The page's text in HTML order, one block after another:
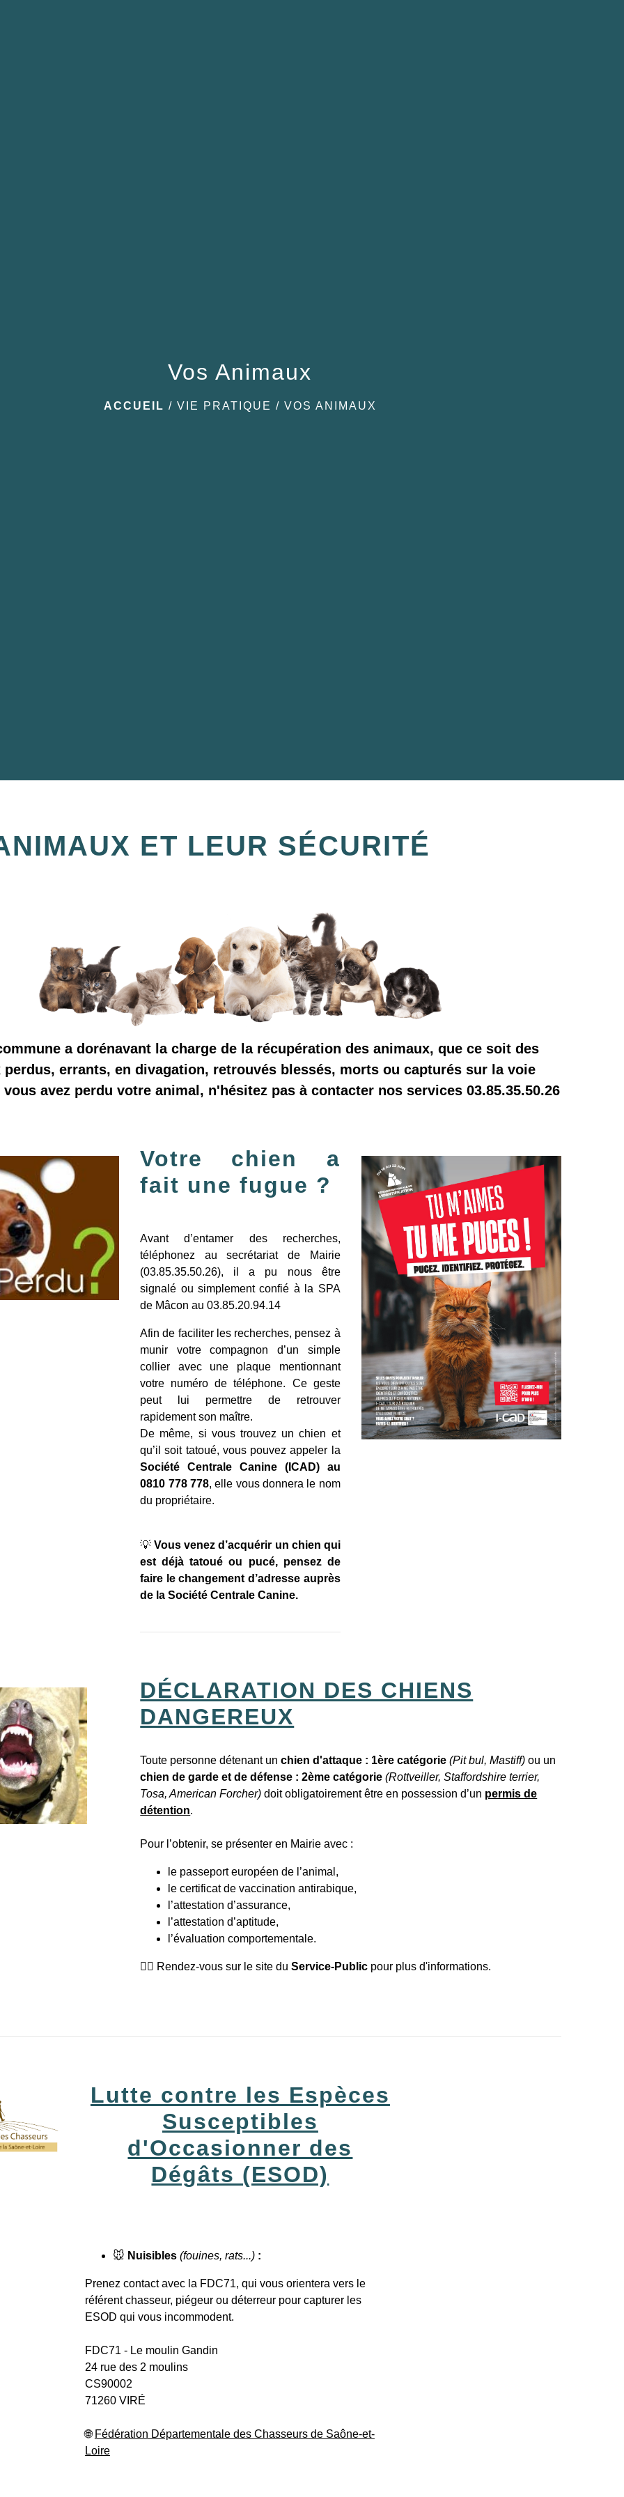
Vos Animaux
ACCUEIL / VIE PRATIQUE / VOS ANIMAUX
ET LEUR SÉCURITÉ
a dorénavant la charge de la récupération des animaux, que ce soit des
perdus, errants, en divagation, retrouvés blessés, morts ou capturés sur la voie
avez perdu votre animal, n'hésitez pas à contacter nos services 03.85.35.50.26
Votre chien a
fait une fugue ?
Avant d’entamer des recherches,
téléphonez au secrétariat de Mairie
(03.85.35.50.26), il a pu nous être
signalé ou simplement confié à la SPA
de Mâcon au 03.85.20.94.14
Afin de faciliter les recherches, pensez à
munir votre compagnon d’un simple
collier avec une plaque mentionnant
votre numéro de téléphone. Ce geste
peut lui permettre de retrouver
rapidement son maître.
De même, si vous trouvez un chien et
qu’il soit tatoué, vous pouvez appeler la
Société Centrale Canine (ICAD)au
0810 778 778, elle vous donnera le nom
du propriétaire.
💡Vous venez d’acquérir un chien qui
est déjà tatoué ou pucé, pensez de
faire le changement d’adresse auprès
de laSociété Centrale Canine.
DÉCLARATION DES CHIENS
DANGEREUX
Toute personne détenant unchien d'attaque : 1ère catégorie (Pit bul, Mastiff) ou un
chien de garde et de défense : 2ème catégorie (Rottveiller, Staffordshire terrier,
Tosa, American Forcher) doit obligatoirement être en possession d’un permis de
détention.
Pour l’obtenir, se présenter en Mairie avec :
le passeport européen de l’animal,
le certificat de vaccination antirabique,
l’attestation d’assurance,
l’attestation d’aptitude,
l’évaluation comportementale.
👉🏻 Rendez-vous sur le site duService-Public pour plus d'informations.
Lutte contre les Espèces
Susceptibles
d'Occasionner des
Dégâts (ESOD)
🐭 Nuisibles (fouines, rats...):
Prenez contact avec la FDC71, qui vous orientera vers le
référent chasseur, piégeur ou déterreur pour capturer les
ESOD qui vous incommodent.
FDC71 - Le moulin Gandin
24 rue des 2 moulins
CS90002
71260 VIRÉ
🌐 Fédération Départementale des Chasseurs de Saône-et-
Loire